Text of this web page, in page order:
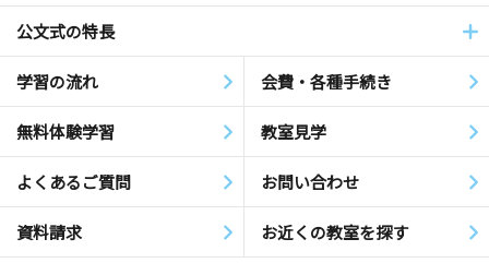
公文式の特長
学習の流れ 会費・各種手続き
無料体験学習 教室見学
よくあるご質問 お問い合わせ
資料請求 お近くの教室を探す